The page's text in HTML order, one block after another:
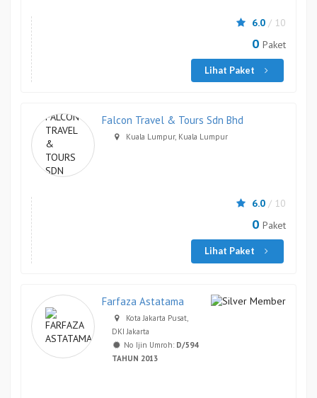
6.0 / 10
0 Paket
Lihat Paket
Falcon Travel & Tours Sdn Bhd
Kuala Lumpur, Kuala Lumpur
6.0 / 10
0 Paket
Lihat Paket
Farfaza Astatama
Kota Jakarta Pusat,
DKI Jakarta
No Ijin Umroh: D/594
TAHUN 2013